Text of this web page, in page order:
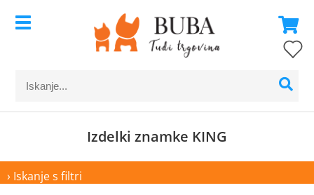
Izdelki znamke KING
› Iskanje s filtri